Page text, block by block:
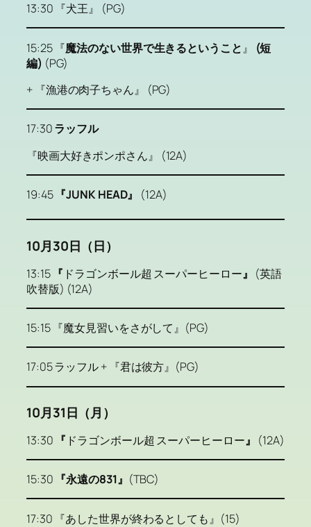
13:30 『犬王』 (PG)
15:25 『魔法のない世界で生きるということ』
(短
編) (PG)
+ 『漁港の肉子ちゃん』 (PG)
17:30ラッフル
『映画大好きポンポさん』 (12A)
19:45 『JUNK HEAD』 (12A)
10月30日（日）
13:15 『 ドラゴンボール超 スーパーヒーロー』 (英語
吹替版) (12A)
15:15 『魔女見習いをさがして』(PG)
17:05 ラッフル + 『君は彼方』(PG)
10月31日（月）
13:30 『 ドラゴンボール超 スーパーヒーロー』 (12A)
15:30 『永遠の831』 (TBC)
17:30 『あした世界が終わるとしても』(15)